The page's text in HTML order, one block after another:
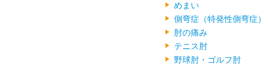
めまい
側弯症（特発性側弯症）
肘の痛み
テニス肘
野球肘・ゴルフ肘